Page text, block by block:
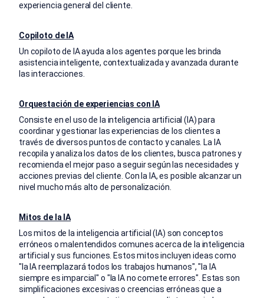
experiencia general del cliente.
Copiloto de IA
Un copiloto de IA ayuda a los agentes porque les brinda
asistencia inteligente, contextualizada y avanzada durante
las interacciones.
Orquestación de experiencias con IA
Consiste en el uso de la inteligencia artificial (IA) para
coordinar y gestionar las experiencias de los clientes a
través de diversos puntos de contacto y canales. La IA
recopila y analiza los datos de los clientes, busca patrones y
recomienda el mejor paso a seguir según las necesidades y
acciones previas del cliente. Con la IA, es posible alcanzar un
nivel mucho más alto de personalización.
Mitos de la IA
Los mitos de la inteligencia artificial (IA) son conceptos
erróneos o malentendidos comunes acerca de la inteligencia
artificial y sus funciones. Estos mitos incluyen ideas como
"la IA reemplazará todos los trabajos humanos", "la IA
siempre es imparcial" o "la IA no comete errores". Estas son
simplificaciones excesivas o creencias erróneas que a